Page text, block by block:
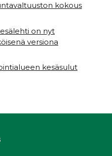
kokous
on nyt
versiona
kesäsulut